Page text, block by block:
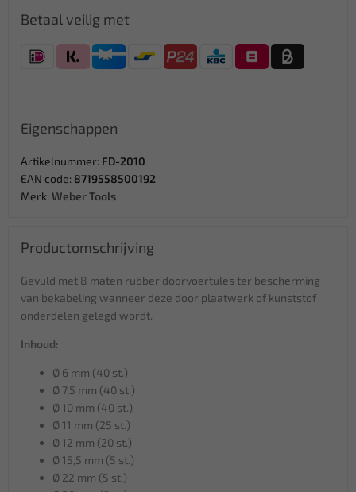
Betaal veilig met
Eigenschappen
Artikelnummer: FD-2010
EAN code: 8719558500192
Merk: Weber Tools
Productomschrijving
Gevuld met 8 maten rubber doorvoertules ter bescherming
van bekabeling wanneer deze door plaatwerk of kunststof
onderdelen gelegd wordt.
Inhoud:
Ø 6 mm (40 st.)
Ø 7,5 mm (40 st.)
Ø 10 mm (40 st.)
Ø 11 mm (25 st.)
Ø 12 mm (20 st.)
Ø 15,5 mm (5 st.)
Ø 22 mm (5 st.)